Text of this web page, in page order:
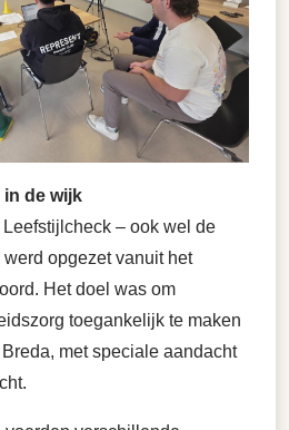
de wijk
– ook wel de
opgezet vanuit het
Het doel was om
toegankelijk te maken
met speciale aandacht